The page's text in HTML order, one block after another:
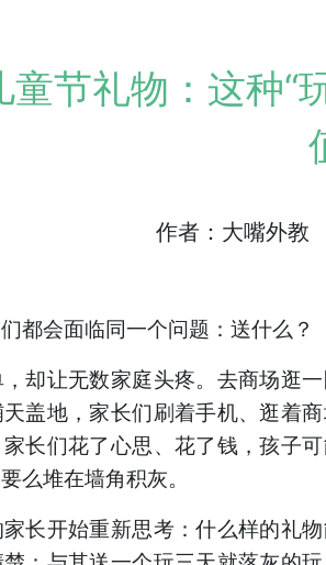
童节礼物：这种“
作者：大嘴外教
都会面临同一个问题：送什么？
却让无数家庭头疼。去商场逛
盖地，家长们刷着手机、逛着
长们花了心思、花了钱，孩子
么堆在墙角积灰。
长开始重新思考：什么样的礼